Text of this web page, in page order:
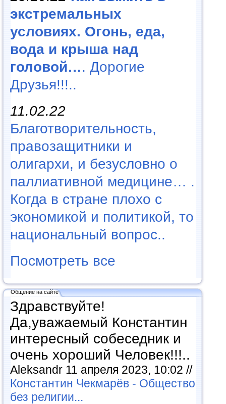
экстремальных
условиях. Огонь, еда,
вода и крыша над
головой…. Дорогие
Друзья!!!..
11.02.22
Благотворительность,
правозащитники и
олигархи, и безусловно о
паллиативной медицине… .
Когда в стране плохо с
экономикой и политикой, то
национальный вопрос..
Посмотреть все
Общение на сайте
Здравствуйте!
Да,уважаемый Константин
интересный собеседник и
очень хороший Человек!!!..
Aleksandr 11 апреля 2023, 10:02 //
Константин Чекмарёв - Общество
без религии...